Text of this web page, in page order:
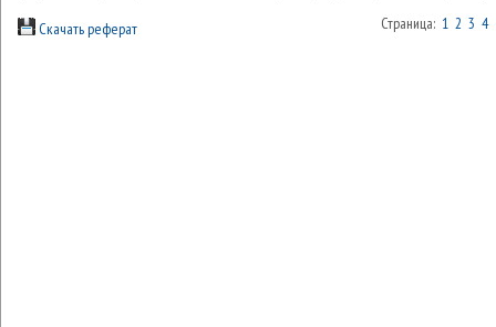
Скачать реферат Страница: 1 2 3 4